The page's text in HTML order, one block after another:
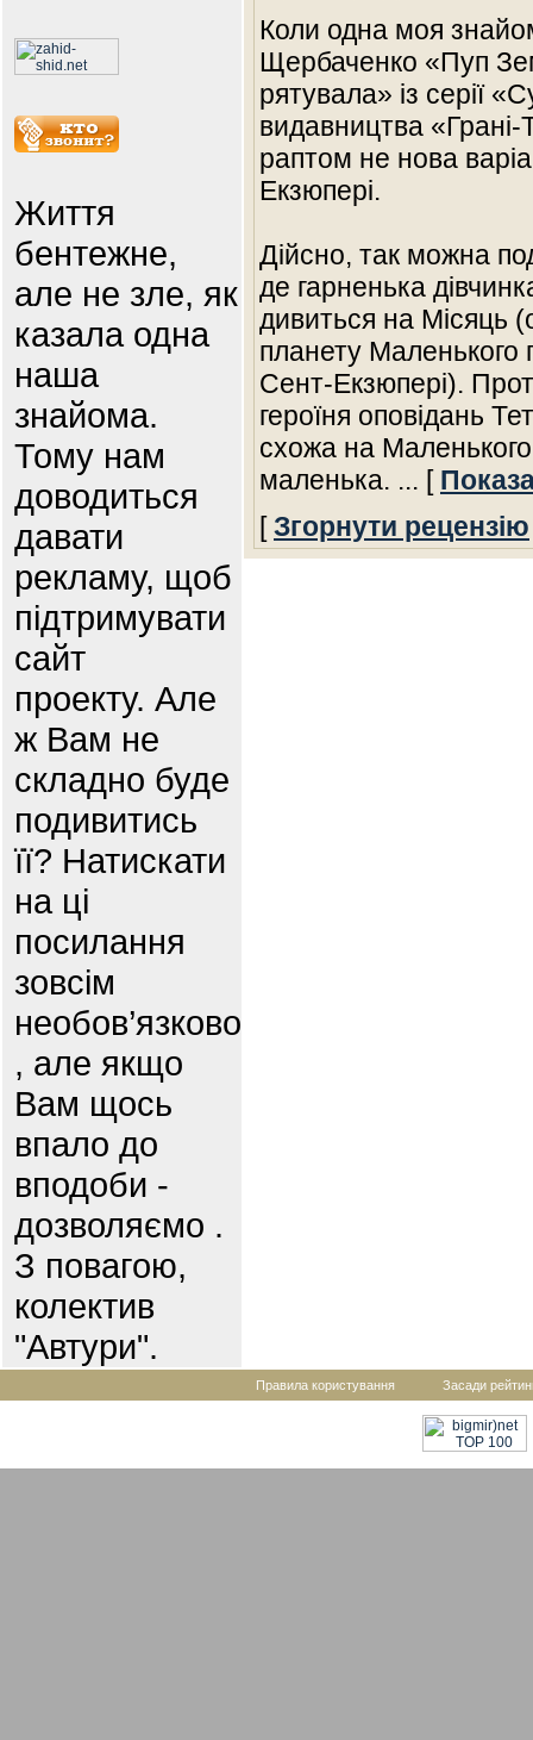
Життя
бентежне,
але не зле, як
казала одна
наша
знайома.
Тому нам
доводиться
давати
рекламу, щоб
підтримувати
сайт
проекту. Але
ж Вам не
складно буде
подивитись
її? Натискати
на ці
посилання
зовсім
необов’язково
, але якщо
Вам щось
впало до
вподоби -
дозволяємо .
З повагою,
колектив
"Автури".
Коли одна моя
Щербаченко «Пуп
рятувала» із серії
видавництва
раптом не нова
Екзюпері.
Дійсно, так можна
де гарненька
дивиться на Місяць
планету Маленького
Сент-Екзюпері).
героїня оповідань
схожа на
маленька. ... [
[Згорнути рецензію
Правила користування Засади